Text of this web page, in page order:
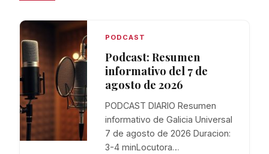
PODCAST
Podcast: Resumen
informativo del 7 de
agosto de 2026
PODCAST DIARIO Resumen
informativo de Galicia Universal
7 de agosto de 2026 Duracion:
3-4 minLocutora…